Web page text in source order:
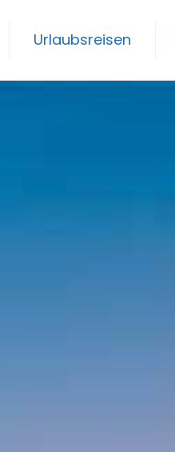
Urlaubsreisen